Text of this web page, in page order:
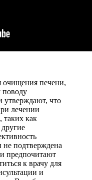
очищения печени,
поводу
утверждают, что
лечении
таких как
подтверждена
предпочитают
к врачу для
и